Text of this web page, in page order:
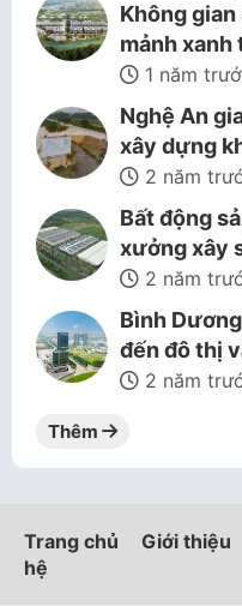
Không
mảnh xanh
1 năm
Nghệ An
xây dựng
2 năm
Bất động
xưởng xây
2 năm
Bình
đến đô thị
2 năm
Thêm
Trang chủ Giới thiệu
hệ